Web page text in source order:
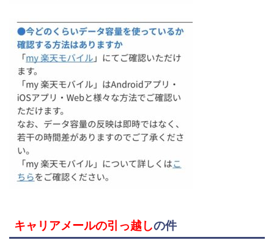
キャリアメールの引っ越しの件